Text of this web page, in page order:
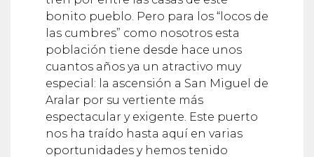
las cumbres” como nosotros esta
población tiene desde hace unos
cuantos años ya un atractivo muy
especial: la ascensión a San Miguel de
Aralar por su vertiente más
espectacular y exigente. Este puerto
nos ha traído hasta aquí en varias
oportunidades y hemos tenido
ocasión también de disfrutar de